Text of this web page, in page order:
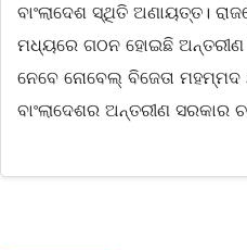
ବାଂଲାଦେଶ ସ୍ଥିତି ଅଣାୟତ୍ତ।
ମଧ୍ୟରେ ଗଠନ ହୋଇଛି ଅନ୍ତରୀଣ
ନେବେ ନୋବେଲ୍ ବିଜେତା
ବାଂଲାଦେଶର ଅନ୍ତରୀଣ ସରକାର